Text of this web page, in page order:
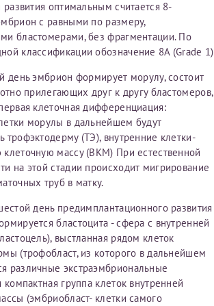
оптимальным считается 8-
с равными по размеру,
бластомерами, без фрагментации. По
классификации обозначение 8А (Grade 1)
день эмбрион формирует морулу, состоит
прилегающих друг к другу бластомеров,
клеточная дифференциация:
морулы в дальнейшем будут
трофэктодерму (ТЭ), внутренние клетки-
массу (ВКМ) При естественной
на этой стадии происходит мигрирование
труб в матку.
день предимплантационного развития
бластоцита - сфера с внутренней
выстланная рядом клеток
(трофобласт, из которого в дальнейшем
различные экстраэмбриональные
компактная группа клеток внутренней
(эмбриобласт- клетки самого